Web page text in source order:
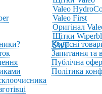
Valeo
Valeo First
Оригінал
Щітки
SWF
Корисні
Запитання та
Публічна
Політика